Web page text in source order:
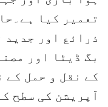
تعمیر کیا
بگ ڈیٹا اور
کے نقل و حمل کے
آپریشن کی سطح